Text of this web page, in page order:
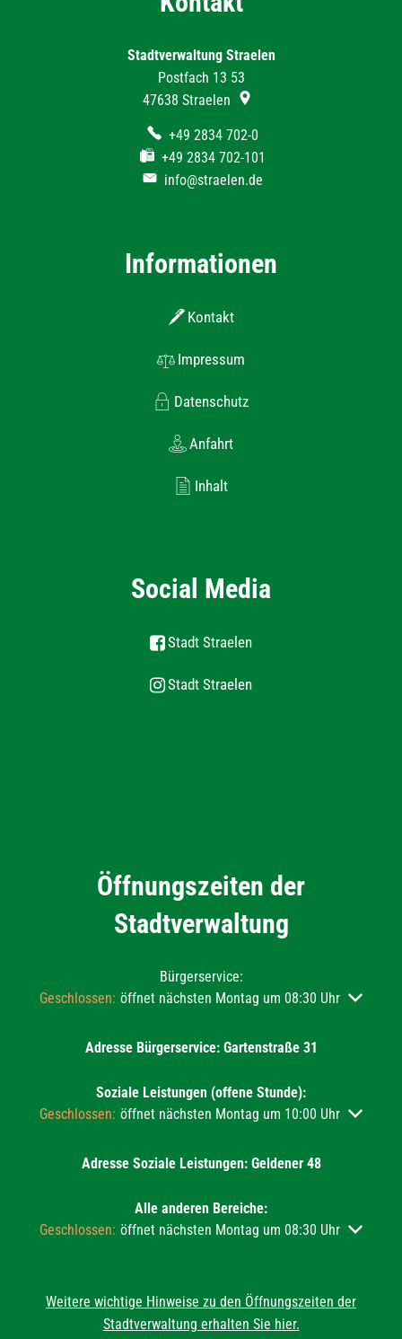
Stadtverwaltung Straelen
Postfach 13 53
47638 Straelen
+49 2834 702-0
+49 2834 702-101
info@straelen.de
Informationen
Kontakt
Impressum
Datenschutz
Anfahrt
Inhalt
Social Media
Stadt Straelen
Stadt Straelen
Öffnungszeiten der
Stadtverwaltung
Bürgerservice:
Klicken, um weitere Öffnungs- oder Schließzeiten
Geschlossen: öffnet nächsten Montag um 08:30 Uhr
Adresse Bürgerservice: Gartenstraße 31
Soziale Leistungen (offene Stunde):
Klicken, um weitere Öffnungs- oder Schließzeiten
Geschlossen: öffnet nächsten Montag um 10:00 Uhr
Adresse Soziale Leistungen: Geldener 48
Alle anderen Bereiche:
Klicken, um weitere Öffnungs- oder Schließzeiten
Geschlossen: öffnet nächsten Montag um 08:30 Uhr
Weitere wichtige Hinweise zu den Öffnungszeiten der
Stadtverwaltung erhalten Sie hier.